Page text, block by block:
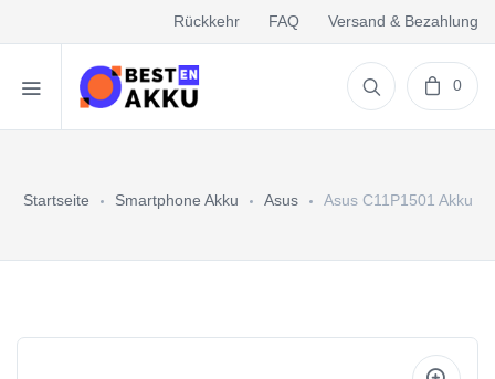
Rückkehr FAQ Versand & Bezahlung
0
Startseite Smartphone Akku Asus Asus C11P1501 Akku